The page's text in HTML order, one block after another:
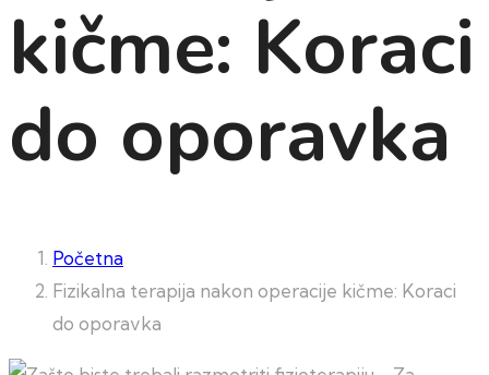
kičme: Koraci
do oporavka
Početna
Fizikalna terapija nakon operacije kičme: Koraci
do oporavka